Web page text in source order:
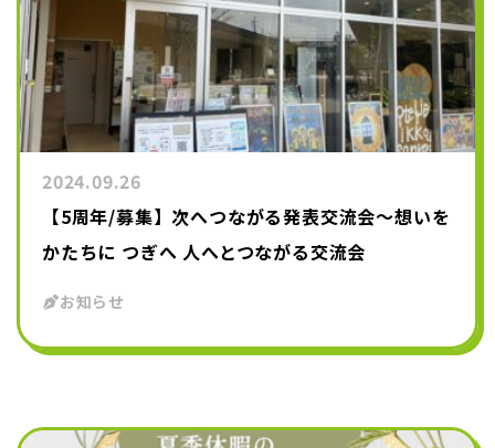
2024.09.26
【5周年/募集】次へつながる発表交流会～想いを
かたちに つぎへ 人へとつながる交流会
お知らせ